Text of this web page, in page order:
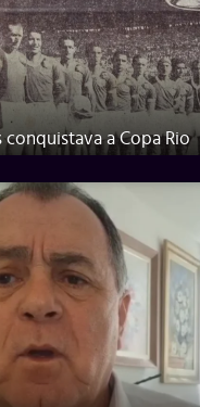
conquistava a Copa Rio